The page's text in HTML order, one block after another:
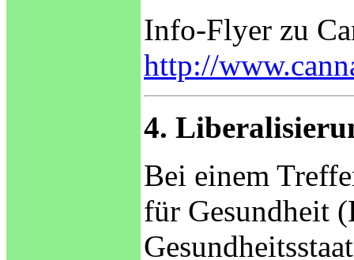
Info-Flyer zu
http://
4.
Bei einem
für Gesundheit